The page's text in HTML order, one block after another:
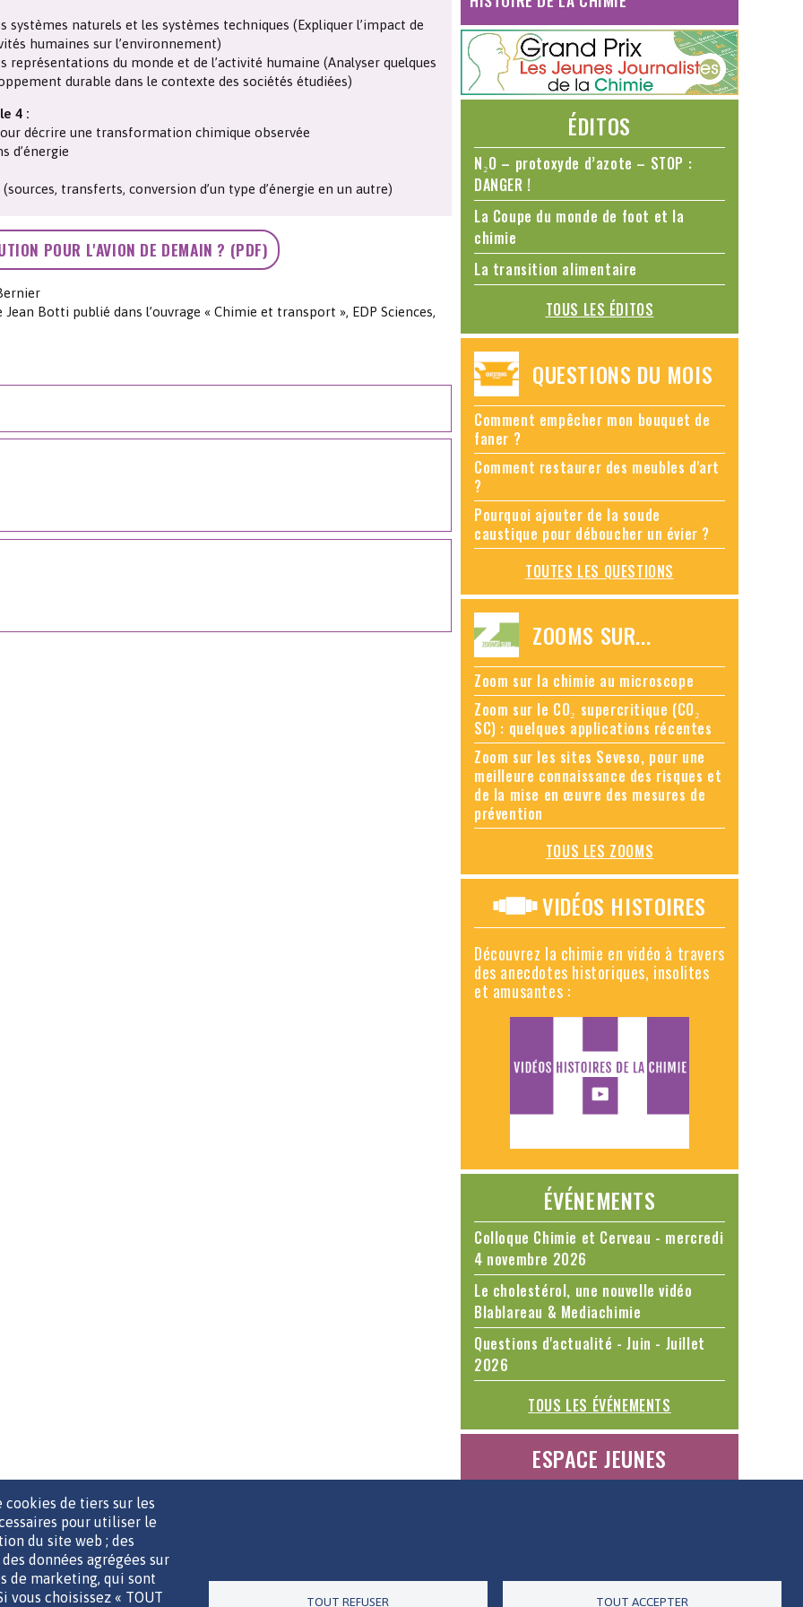
systèmes naturels et les systèmes techniques (Expliquer l’impact de
humaines sur l’environnement)
représentations du monde et de l’activité humaine (Analyser quelques
durable dans le contexte des sociétés étudiées)
4 :
décrire une transformation chimique observée
d’énergie
transferts, conversion d’un type d’énergie en un autre)
POUR L'AVION DE DEMAIN ? (PDF)
Jean Botti publié dans l’ouvrage « Chimie et transport », EDP Sciences,
ÉDITOS
N₂O – protoxyde d’azote – STOP :
DANGER !
La Coupe du monde de foot et la
chimie
La transition alimentaire
TOUS LES ÉDITOS
QUESTIONS DU MOIS
Comment empêcher mon bouquet de
faner ?
Comment restaurer des meubles d'art
?
Pourquoi ajouter de la soude
caustique pour déboucher un évier ?
TOUTES LES QUESTIONS
ZOOMS SUR...
Zoom sur la chimie au microscope
Zoom sur le CO₂ supercritique (CO₂
SC) : quelques applications récentes
Zoom sur les sites Seveso, pour une
meilleure connaissance des risques et
de la mise en œuvre des mesures de
prévention
TOUS LES ZOOMS
VIDÉOS HISTOIRES
Découvrez la chimie en vidéo à travers
des anecdotes historiques, insolites
et amusantes :
ÉVÉNEMENTS
Colloque Chimie et Cerveau - mercredi
4 novembre 2026
Le cholestérol, une nouvelle vidéo
Blablareau & Mediachimie
Questions d'actualité - Juin - Juillet
2026
TOUS LES ÉVÉNEMENTS
ESPACE JEUNES
DE COMMUNICATION
cookies de tiers sur les
pour utiliser le
du site web ; des
données agrégées sur
de marketing, qui sont
vous choisissez « TOUT
TOUT REFUSER TOUT ACCEPTER
Les chimistes dans...
Réactions en un clin d’oeil
Fiches métiers
Enseignement
Chimie et Notre-Dame